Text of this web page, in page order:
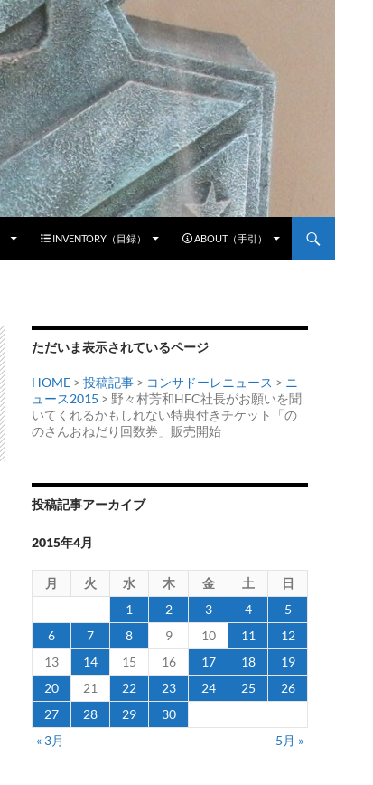
INVENTORY（目録） ABOUT（手引）
ただいま表示されているページ
HOME > 投稿記事 > コンサドーレニュース > ニ
ュース2015 > 野々村芳和HFC社長がお願いを聞
いてくれるかもしれない特典付きチケット「の
のさんおねだり回数券」販売開始
投稿記事アーカイブ
2015年4月
月 火 水 木 金 土
日
1
2 3 4
5
6
7 8 9 10 11
12
13
14 15 16 17 18
19
20
21 22 23 24 25
26
27
28 29
30
« 3月
5月 »